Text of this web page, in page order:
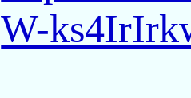
W-